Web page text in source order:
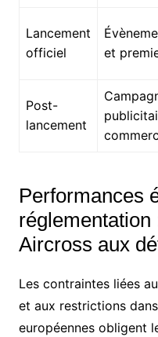
Lancement
officiel
et
Post-
lancement
Performances
Aircross aux
Les contraintes liées
et aux restrictions
européennes obligent